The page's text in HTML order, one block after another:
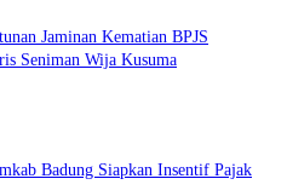
Jaminan Kematian BPJS
Seniman Wija Kusuma
Badung Siapkan Insentif Pajak